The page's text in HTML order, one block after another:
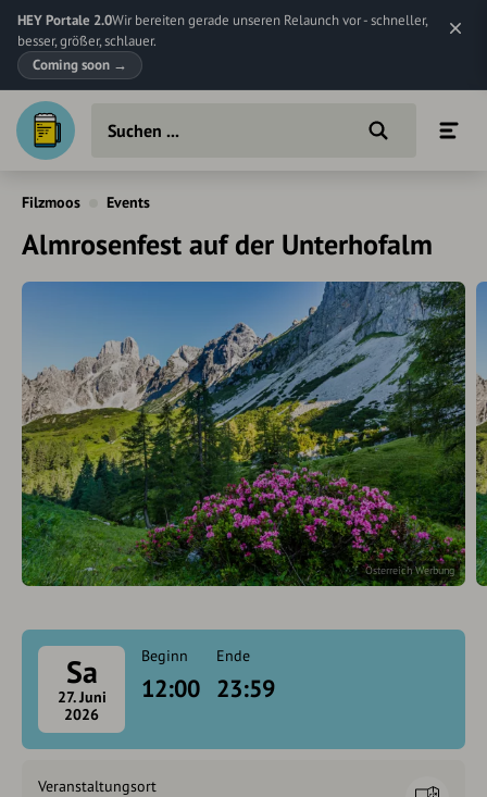
HEY Portale 2.0Wir bereiten gerade unseren Relaunch vor - schneller,
besser, größer, schlauer.
Coming soon →
Filzmoos Events
Almrosenfest auf der Unterhofalm
Österreich Werbung
Sa
27. Juni
2026
Beginn
12:00
Ende
23:59
Veranstaltungsort